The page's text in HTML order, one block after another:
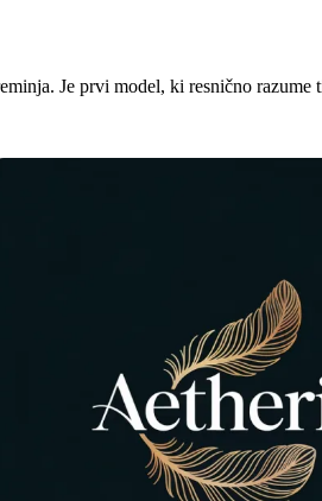
Je prvi model, ki resnično razume